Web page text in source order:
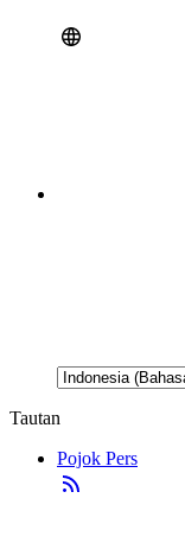
Tautan
Pojok Pers